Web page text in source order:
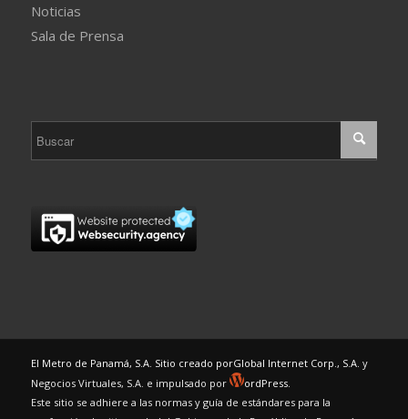
Noticias
Sala de Prensa
El Metro de Panamá, S.A. Sitio creado porGlobal Internet Corp., S.A. y
Negocios Virtuales, S.A. e impulsado por
ordPress.
Este sitio se adhiere a las normas y guía de estándares para la